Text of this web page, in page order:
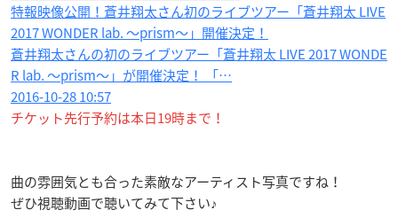
特報映像公開！蒼井翔太さん初のライブツアー「蒼井翔太 LIVE
2017 WONDER lab. ～prism～」開催決定！
蒼井翔太さんの初のライブツアー「蒼井翔太 LIVE 2017 WONDE
R lab. ～prism～」が開催決定！ 「…
2016-10-28 10:57
チケット先行予約は本日19時まで！
曲の雰囲気とも合った素敵なアーティスト写真ですね！
ぜひ視聴動画で聴いてみて下さい♪